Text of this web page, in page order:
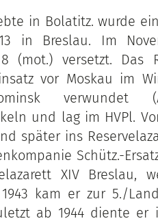
in Bolatitz. wurde
in Breslau. Im
8 (mot.) versetzt.
vor Moskau im
verwundet
und lag im HVPl.
später ins
Schütz.-
XIV Breslau,
kam er zur 5./
ab 1944 diente